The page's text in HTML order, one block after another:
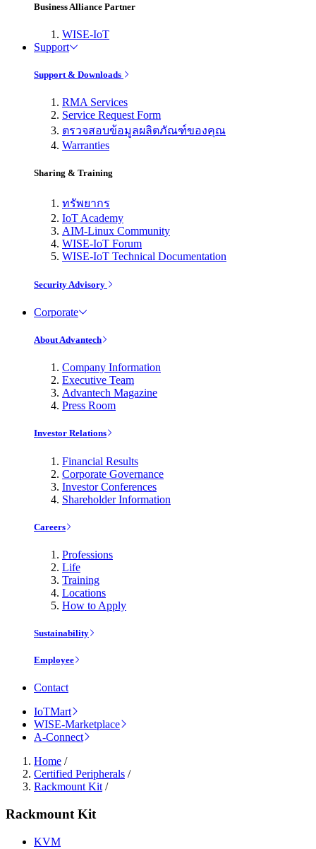
Business Alliance Partner
WISE-IoT
Support
Support & Downloads
RMA Services
Service Request Form
ตรวจสอบข้อมูลผลิตภัณฑ์ของคุณ
Warranties
Sharing & Training
ทรัพยากร
IoT Academy
AIM-Linux Community
WISE-IoT Forum
WISE-IoT Technical Documentation
Security Advisory
Corporate
About Advantech
Company Information
Executive Team
Advantech Magazine
Press Room
Investor Relations
Financial Results
Corporate Governance
Investor Conferences
Shareholder Information
Careers
Professions
Life
Training
Locations
How to Apply
Sustainability
Employee
Contact
IoTMart
WISE-Marketplace
A-Connect
Home /
Certified Peripherals /
Rackmount Kit /
Rackmount Kit
KVM